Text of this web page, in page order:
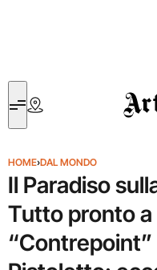
HOME›DAL MONDO
Il Paradiso
Tutto pronto a